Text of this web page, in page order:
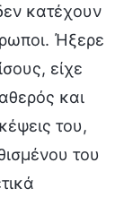
κατέχουν
Ήξερε
είχε
και
του,
του